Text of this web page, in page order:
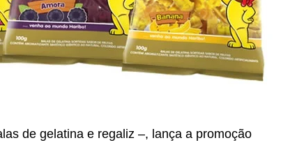
de gelatina e regaliz –, lança a promoção